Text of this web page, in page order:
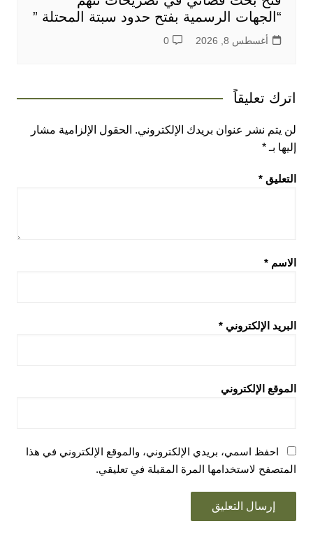
“الجهات الرسمية بفتح حدود سبتة المحتلة ”
أغسطس 8, 2026 0
اترك تعليقاً
لن يتم نشر عنوان بريدك الإلكتروني. الحقول الإلزامية مشار
إليها بـ *
التعليق *
الاسم *
البريد الإلكتروني *
الموقع الإلكتروني
احفظ اسمي، بريدي الإلكتروني، والموقع الإلكتروني في هذا
المتصفح لاستخدامها المرة المقبلة في تعليقي.